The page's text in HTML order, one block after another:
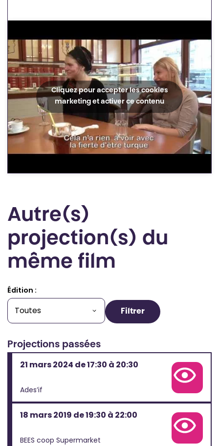
Cliquez pour accepter les cookies
marketing et activer ce contenu
Autre(s)
projection(s) du
même film
Édition :
Filtrer
Projections passées
21 mars 2024 de 17:30 à 20:30
Ades’if
Voir la fiche complète de cette projection
18 mars 2019 de 19:30 à 22:00
BEES coop Supermarket
Voir la fiche complète de cette projection